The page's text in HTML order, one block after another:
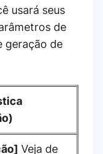
usará seus
de
geração de
Veja de